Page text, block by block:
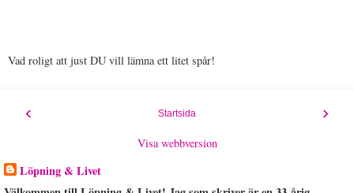
Vad roligt att just DU vill lämna ett litet spår!
‹ ›
Startsida
Visa webbversion
Löpning & Livet